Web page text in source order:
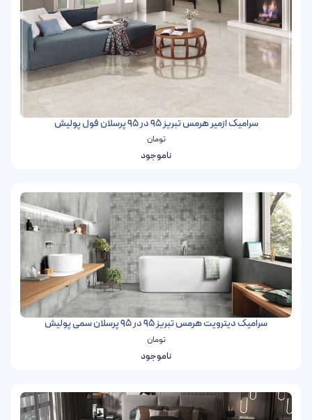
سرامیک ازمیر هرمس تبریز 95 در 95 پرسلان فول پولیش
تومان
ناموجود
سرامیک دیترویت هرمس تبریز 95 در 95 پرسلان سمی پولیش
تومان
ناموجود